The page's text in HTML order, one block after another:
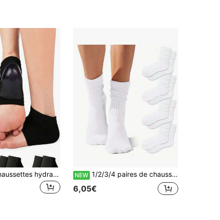
3 paires de chaussettes hydratantes en silicone unisexes, convenant pour les talons fissurés
NEW 1/2/3/4 paires de chaussettes bateau pour femmes, chaussettes de sport épaissies multi-paires, chaussettes vintage amples, chaussettes côtelées mi-mollet
6,05€